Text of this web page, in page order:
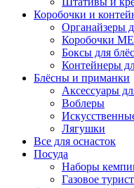
Коробочки и
Органайзеры
Коробочки
Боксы для
Контейнеры
Блёсны и приманки
Аксессуары
Воблеры
Лягушки
Все для оснасток
Посуда
Наборы
Газовое